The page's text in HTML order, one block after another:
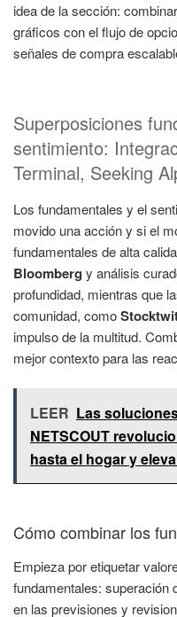
idea de la sección:
gráficos con el flujo de
señales de compra
Superposiciones
sentimiento:
Terminal, Seeking
Los fundamentales y el
movido una acción y si el
fundamentales de alta
Bloomberg y análisis
profundidad, mientras que
comunidad, como
impulso de la multitud.
mejor contexto para las
LEER Las
NETSCOUT
hasta el hogar y
Cómo combinar los
Empieza por etiquetar
fundamentales: superación
en las previsiones y